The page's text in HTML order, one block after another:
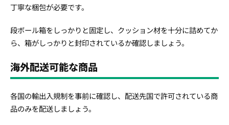
丁寧な梱包が必要です。
段ボール箱をしっかりと固定し、クッション材を十分に詰めてか
ら、箱がしっかりと封印されているか確認しましょう。
海外配送可能な商品
各国の輸出入規制を事前に確認し、配送先国で許可されている商
品のみを配送しましょう。